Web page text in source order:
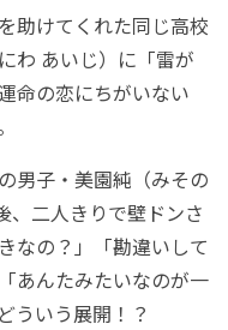
助けてくれた同じ高校
わ あいじ）に「雷が
命の恋にちがいない
男子・美園純（みその
二人きりで壁ドンさ
なの？」「勘違いして
あんたみたいなのが一
ういう展開！？